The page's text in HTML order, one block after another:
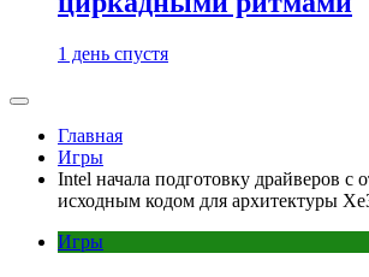
1 день спустя
Главная
Игры
Intel начала подготовку драйверов с
исходным кодом для архитектуры
Игры